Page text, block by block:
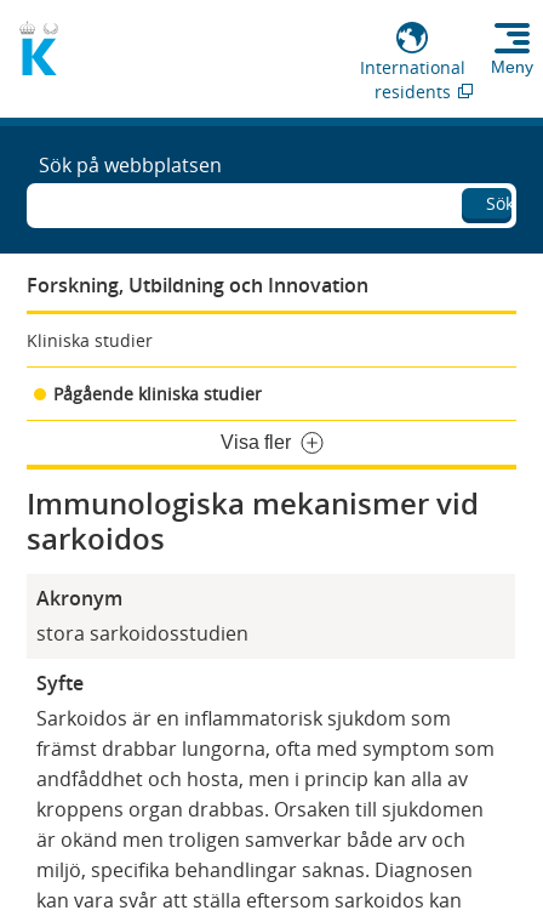
International
residents
Meny
Sök på webbplatsen
Sök
Forskning, Utbildning och Innovation
Kliniska studier
Pågående kliniska studier
Visa fler
Immunologiska mekanismer vid
sarkoidos
Akronym
stora sarkoidosstudien
Syfte
Sarkoidos är en inflammatorisk sjukdom som
främst drabbar lungorna, ofta med symptom som
andfåddhet och hosta, men i princip kan alla av
kroppens organ drabbas. Orsaken till sjukdomen
är okänd men troligen samverkar både arv och
miljö, specifika behandlingar saknas. Diagnosen
kan vara svår att ställa eftersom sarkoidos kan